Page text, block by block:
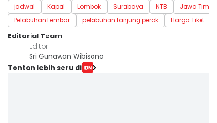
jadwal Kapal Lombok Surabaya NTB
Jawa Timur
Pelabuhan Lembar
pelabuhan tanjung perak Harga Tiket
Editorial Team
Editor
Sri Gunawan Wibisono
Tonton lebih seru di